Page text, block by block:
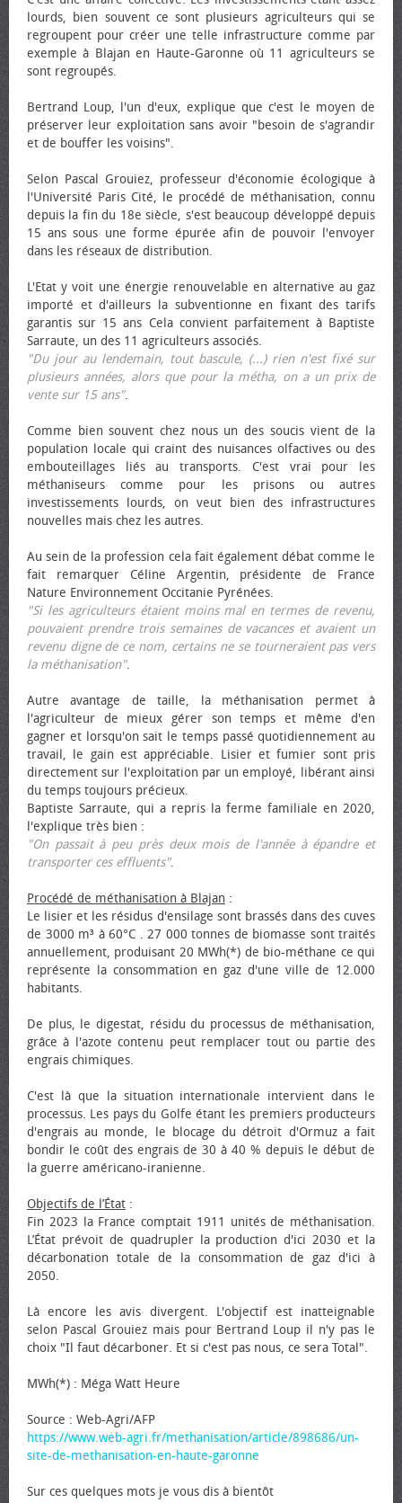
lourds, bien souvent ce sont plusieurs agriculteurs qui se
regroupent pour créer une telle infrastructure comme par
exemple à Blajan en Haute-Garonne où 11 agriculteurs se
sont regroupés.
Bertrand Loup, l'un d'eux, explique que c'est le moyen de
préserver leur exploitation sans avoir "besoin de s'agrandir
et de bouffer les voisins".
Selon Pascal Grouiez, professeur d'économie écologique à
l'Université Paris Cité, le procédé de méthanisation, connu
depuis la fin du 18e siècle, s'est beaucoup développé depuis
15 ans sous une forme épurée afin de pouvoir l'envoyer
dans les réseaux de distribution.
L'Etat y voit une énergie renouvelable en alternative au gaz
importé et d'ailleurs la subventionne en fixant des tarifs
garantis sur 15 ans Cela convient parfaitement à Baptiste
Sarraute, un des 11 agriculteurs associés.
"Du jour au lendemain, tout bascule, (...) rien n'est fixé sur
plusieurs années, alors que pour la métha, on a un prix de
vente sur 15 ans".
Comme bien souvent chez nous un des soucis vient de la
population locale qui craint des nuisances olfactives ou des
embouteillages liés au transports. C'est vrai pour les
méthaniseurs comme pour les prisons ou autres
investissements lourds, on veut bien des infrastructures
nouvelles mais chez les autres.
Au sein de la profession cela fait également débat comme le
fait remarquer Céline Argentin, présidente de France
Nature Environnement Occitanie Pyrénées.
"Si les agriculteurs étaient moins mal en termes de revenu,
pouvaient prendre trois semaines de vacances et avaient un
revenu digne de ce nom, certains ne se tourneraient pas vers
la méthanisation".
Autre avantage de taille, la méthanisation permet à
l'agriculteur de mieux gérer son temps et même d'en
gagner et lorsqu'on sait le temps passé quotidiennement au
travail, le gain est appréciable. Lisier et fumier sont pris
directement sur l'exploitation par un employé, libérant ainsi
du temps toujours précieux.
Baptiste Sarraute, qui a repris la ferme familiale en 2020,
l'explique très bien :
"On passait à peu près deux mois de l'année à épandre et
transporter ces effluents".
Procédé de méthanisation à Blajan :
Le lisier et les résidus d'ensilage sont brassés dans des cuves
de 3000 m³ à 60°C . 27 000 tonnes de biomasse sont traités
annuellement, produisant 20 MWh(*) de bio-méthane ce qui
représente la consommation en gaz d'une ville de 12.000
habitants.
De plus, le digestat, résidu du processus de méthanisation,
grâce à l'azote contenu peut remplacer tout ou partie des
engrais chimiques.
C'est là que la situation internationale intervient dans le
processus. Les pays du Golfe étant les premiers producteurs
d'engrais au monde, le blocage du détroit d'Ormuz a fait
bondir le coût des engrais de 30 à 40 % depuis le début de
la guerre américano-iranienne.
Objectifs de l’État :
Fin 2023 la France comptait 1911 unités de méthanisation.
L’État prévoit de quadrupler la production d'ici 2030 et la
décarbonation totale de la consommation de gaz d'ici à
2050.
Là encore les avis divergent. L'objectif est inatteignable
selon Pascal Grouiez mais pour Bertrand Loup il n'y pas le
choix "Il faut décarboner. Et si c'est pas nous, ce sera Total".
MWh(*) : Méga Watt Heure
Source : Web-Agri/AFP
https://www.web-agri.fr/methanisation/article/898686/un-
site-de-methanisation-en-haute-garonne
Sur ces quelques mots je vous dis à bientôt